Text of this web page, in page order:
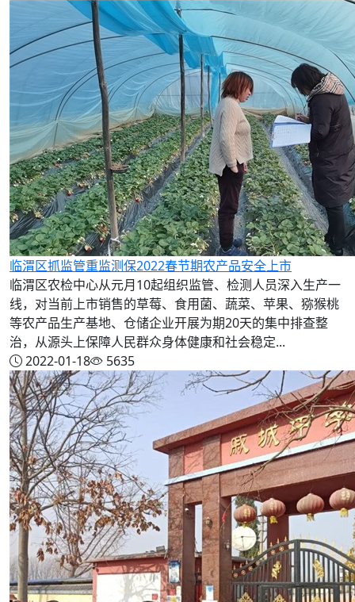
临渭区抓监管重监测保2022春节期农产品安全上市
临渭区农检中心从元月10起组织监管、检测人员深入生产一
线，对当前上市销售的草莓、食用菌、蔬菜、苹果、猕猴桃
等农产品生产基地、仓储企业开展为期20天的集中排查整
治，从源头上保障人民群众身体健康和社会稳定...
2022-01-18
5635